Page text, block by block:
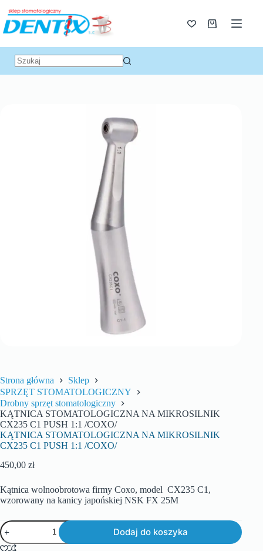
Strona główna
Sklep
SPRZĘT STOMATOLOGICZNY
Drobny sprzęt stomatologiczny
KĄTNICA STOMATOLOGICZNA NA MIKROSILNIK
CX235 C1 PUSH 1:1 /COXO/
KĄTNICA STOMATOLOGICZNA NA MIKROSILNIK
CX235 C1 PUSH 1:1 /COXO/
450,00 zł
Kątnica wolnoobrotowa firmy Coxo, model CX235 C1,
wzorowany na kanicy japońskiej NSK FX 25M
Dodaj do koszyka